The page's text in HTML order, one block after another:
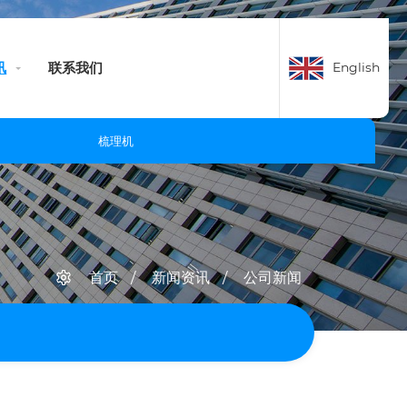
English
联系我们
梳理机
首页 新闻资讯 公司新闻